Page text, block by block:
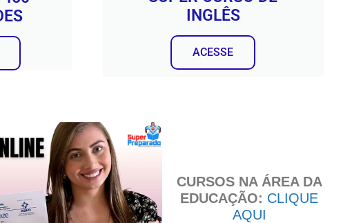
INGLÊS
ACESSE
CURSOS NA ÁREA DA
EDUCAÇÃO: CLIQUE
AQUI